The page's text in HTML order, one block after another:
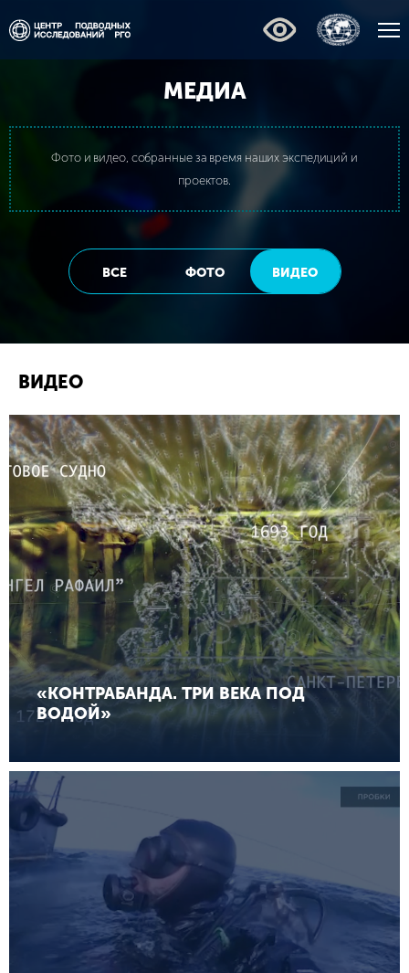
МЕДИА
Фото и видео, собранные за время наших экспедиций и
проектов.
ВСЕ ФОТО ВИДЕО
ВИДЕО
«КОНТРАБАНДА. ТРИ ВЕКА ПОД
ВОДОЙ»